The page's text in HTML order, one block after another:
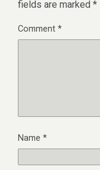
fields are marked *
Comment*
Name *